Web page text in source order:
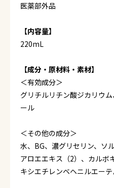
医薬部外品
【内容量】
220mL
【成分・原材料・素材】
＜有効成分＞
グリチルリチン酸ジカリウ
ール
＜その他の成分＞
水、BG、濃グリセリン、ソ
アロエエキス（2）、カルボ
キシエチレンベヘニルエー